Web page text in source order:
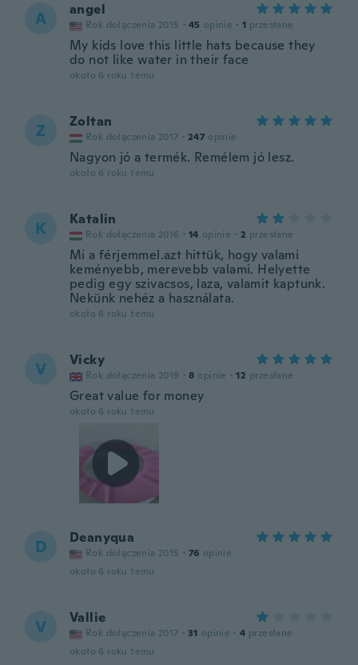
A angel
Rok dołączenia 2015 · 45 opinie · 1 przesłane
My kids love this little hats because they
do not like water in their face
około 6 roku temu
Z Zoltan
Rok dołączenia 2017 · 247 opinie
Nagyon jó a termék. Remélem jó lesz.
około 6 roku temu
K Katalin
Rok dołączenia 2016 · 14 opinie · 2 przesłane
Mi a férjemmel.azt hittük, hogy valami
keményebb, merevebb valami. Helyette
pedig egy szivacsos, laza, valamit kaptunk.
Nekünk nehéz a használata.
około 6 roku temu
V Vicky
Rok dołączenia 2019 · 8 opinie · 12 przesłane
Great value for money
około 6 roku temu
D Deanyqua
Rok dołączenia 2015 · 76 opinie
około 6 roku temu
V Vallie
Rok dołączenia 2017 · 31 opinie · 4 przesłane
około 6 roku temu